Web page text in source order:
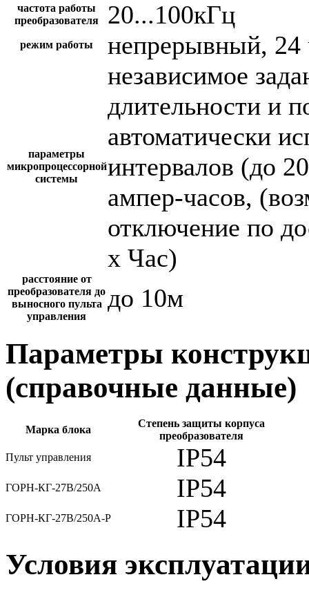
частота работы
преобразователя
20...100кГц
режим работы непрерывный, 24
параметры
микропроцессорной
системы
независимое
длительности и
автоматически
интервалов (до
ампер-часов,
отключение по
х Час)
расстояние от
преобразователя до
выносного пульта
управления
до 10м
Параметры
(справочные данные)
Марка блока
Степень защиты корпуса
преобразователя
Пульт управления
IP54
ГОРН-КГ-27В/250А IP54
ГОРН-КГ-27В/250А-Р IP54
Условия